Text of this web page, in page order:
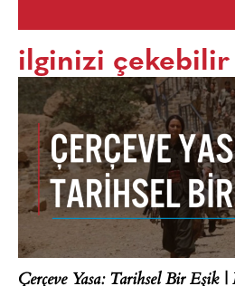
ilginizi çekebilir